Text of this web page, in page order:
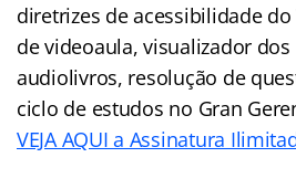
diretrizes de acessibilidade do
de videoaula, visualizador
audiolivros, resolução de
ciclo de estudos no Gran
VEJA AQUI a Assinatura